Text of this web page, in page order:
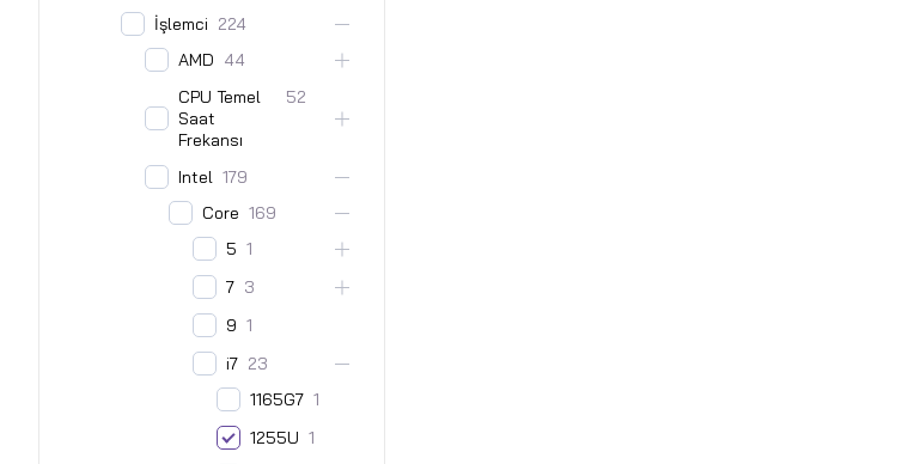
İşlemci 224
AMD 44
CPU Temel
Saat
Frekansı
52
Intel 179
Core 169
5 1
7 3
9 1
i7 23
1165G7 1
1255U 1